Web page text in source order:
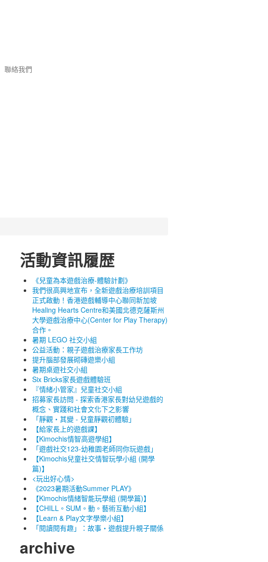
聯絡我們
活動資訊履歴
《兒童為本遊戲治療-體驗計劃》
我們很高興地宣布，全新遊戲治療培訓項目
正式啟動！香港遊戲輔導中心聯同新加坡
Healing Hearts Centre和美國北德克薩斯州
大學遊戲治療中心(Center for Play Therapy)
合作。
暑期 LEGO 社交小組
公益活動：親子遊戲治療家長工作坊
提升腦部發展砌磚遊樂小組
暑期桌遊社交小組
Six Bricks家長遊戲體驗班
『情緒小管家』兒童社交小組
招募家長訪問 - 探索香港家長對幼兒遊戲的
概念、實踐和社會文化下之影響
「靜觀‧其變 - 兒童靜觀初體驗」
【給家長上的遊戲課】
【Kimochis情智高遊學組】
「遊戲社交123-幼稚園老師同你玩遊戲」
【Kimochis兒童社交情智玩學小組 (開學
篇)】
<玩出好心情>
《2023暑期活動Summer PLAY》
【Kimochis情緒智能玩學組 (開學篇)】
【CHILL。SUM。動。藝術互動小組】
【Learn & Play文字學樂小組】
「閱讀閱有趣」：故事・遊戲提升親子關係
archive